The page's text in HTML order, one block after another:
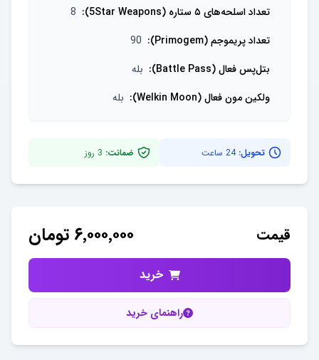
تعداد اسلحه‌های ۵ ستاره (5Star Weapons)
:
8
تعداد پریموجم (Primogem)
:
90
بتل‌پس فعال (Battle Pass)
: بله
ولکین مون فعال (Welkin Moon)
: بله
تحویل:24 ساعت ضمانت: 3 روز
قیمت ۶٬۰۰۰٬۰۰۰ تومان
خرید
راهنمای خرید